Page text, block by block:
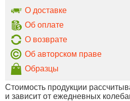
О доставке
Об оплате
О возврате
Об авторском праве
Образцы
Стоимость продукции
и зависит от ежедневных